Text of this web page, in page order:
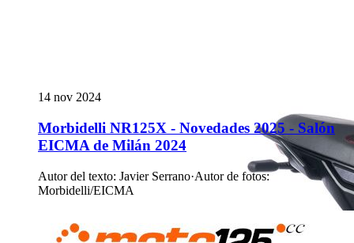
14 nov 2024
Morbidelli NR125X - Novedades 2025 - Salón
EICMA de Milán 2024
Autor del texto: Javier Serrano·Autor de fotos:
Morbidelli/EICMA